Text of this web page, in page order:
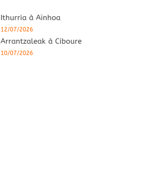
Ithurria à Aïnhoa
12/07/2026
Arrantzaleak à Ciboure
10/07/2026